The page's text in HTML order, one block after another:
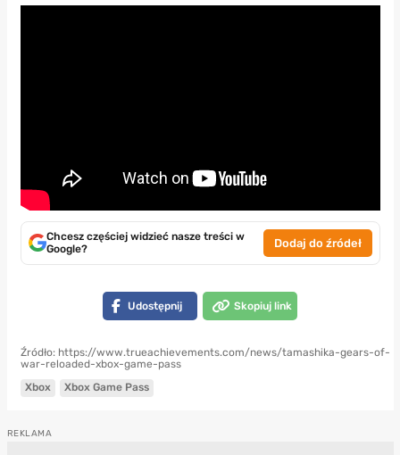
Chcesz częściej widzieć nasze treści w
Google?
Dodaj do źródeł
Udostępnij Skopiuj link
Źródło: https://www.trueachievements.com/news/tamashika-gears-of-
war-reloaded-xbox-game-pass
Xbox
Xbox Game Pass